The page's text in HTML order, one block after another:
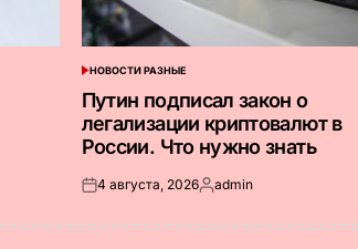
ОПУБЛИКОВАНО
В
НОВОСТИ РАЗНЫЕ
Путин подписал закон о
легализации криптовалют в
России. Что нужно знать
Опубликовано
4 августа, 2026Запись
admin